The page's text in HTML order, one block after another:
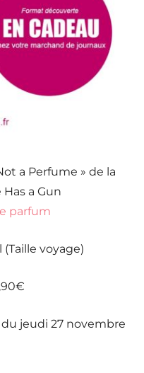
a Perfume » de la
a Gun
parfum
(Taille voyage)
jeudi 27 novembre